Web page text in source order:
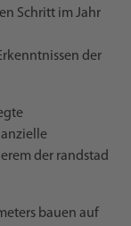
Schritt im Jahr
der
der randstad
bauen auf